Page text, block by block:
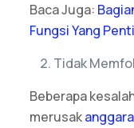
Baca Juga:
Fungsi Yang
Tidak
Beberapa
merusak